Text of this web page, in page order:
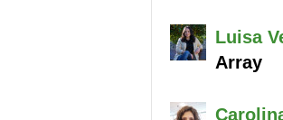
Luisa
Array